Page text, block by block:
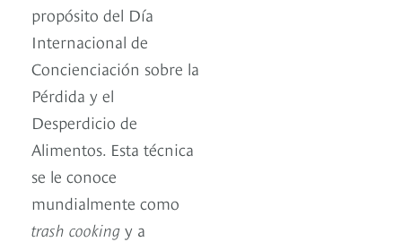
propósito del Día
Internacional de
Concienciación sobre la
Pérdida y el
Desperdicio de
Alimentos. Esta técnica
se le conoce
mundialmente como
trash cooking y a